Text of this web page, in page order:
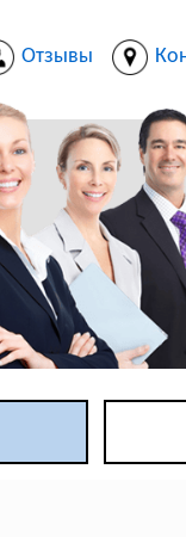
Отзывы